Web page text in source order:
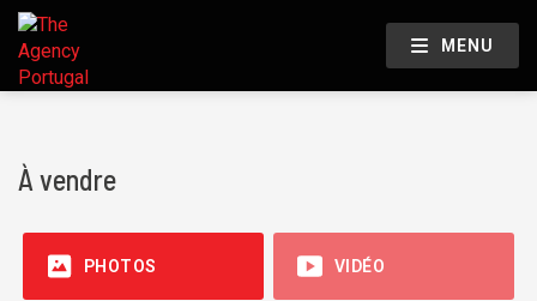
MENU
À vendre
PHOTOS VIDÉO